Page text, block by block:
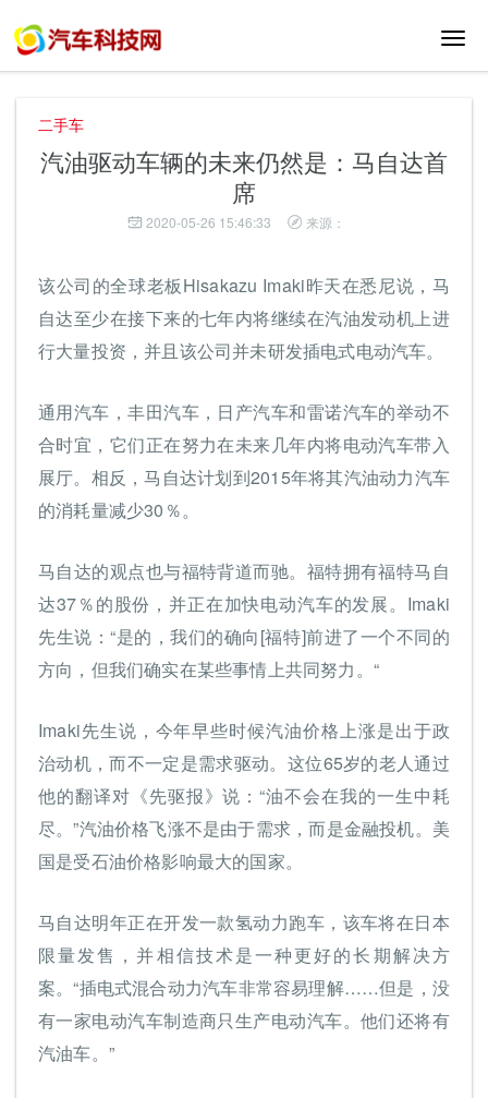
切
二手车
汽油驱动车辆的未来仍然是：马自达首
席
2020-05-26 15:46:33 来源：
该公司的全球老板Hisakazu Imaki昨天在悉尼说，马
自达至少在接下来的七年内将继续在汽油发动机上进
行大量投资，并且该公司并未研发插电式电动汽车。
通用汽车，丰田汽车，日产汽车和雷诺汽车的举动不
合时宜，它们正在努力在未来几年内将电动汽车带入
展厅。相反，马自达计划到2015年将其汽油动力汽车
的消耗量减少30％。
马自达的观点也与福特背道而驰。福特拥有福特马自
达37％的股份，并正在加快电动汽车的发展。Imaki
先生说：“是的，我们的确向[福特]前进了一个不同的
方向，但我们确实在某些事情上共同努力。“
Imaki先生说，今年早些时候汽油价格上涨是出于政
治动机，而不一定是需求驱动。这位65岁的老人通过
他的翻译对《先驱报》说：“油不会在我的一生中耗
尽。”汽油价格飞涨不是由于需求，而是金融投机。美
国是受石油价格影响最大的国家。
马自达明年正在开发一款氢动力跑车，该车将在日本
限量发售，并相信技术是一种更好的长期解决方
案。“插电式混合动力汽车非常容易理解……但是，没
有一家电动汽车制造商只生产电动汽车。他们还将有
汽油车。”